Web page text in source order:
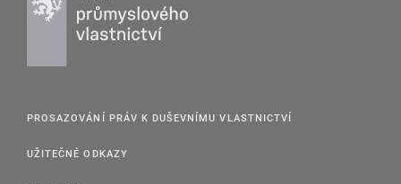
PROSAZOVÁNÍ PRÁV K DUŠEVNÍMU VLASTNICTVÍ
UŽITEČNÉ ODKAZY